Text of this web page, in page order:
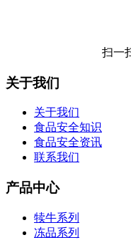
扫一
关于我们
关于我们
食品安全知识
食品安全资讯
联系我们
产品中心
犊牛系列
冻品系列